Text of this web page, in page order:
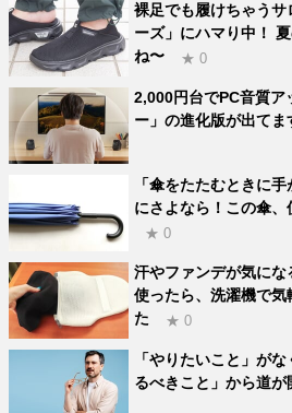
裸足でも履けちゃう
ーズ」にハマり中！
ね〜
★ 0
2,000円台でPC音質ア
ー」の進化版が出てま
「傘をたたむときに
にさよなら！この傘
★ 0
汗やファンデが気に
使ったら、洗濯機で
た
★ 0
「やりたいこと」が
るべきこと」から道が